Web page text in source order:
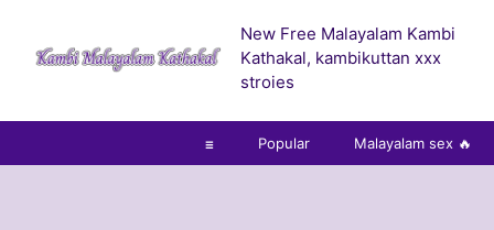
content
New Free Malayalam Kambi
Kathakal, kambikuttan xxx
stroies
☰ Popular Malayalam sex 🔥